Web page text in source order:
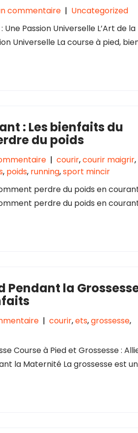
commentaire | Uncategorized
Une Passion Universelle L’Art de la
Universelle La course à pied,
: Les bienfaits du
du poids
| courir,courir maigrir,
, poids, running,sport mincir
perdre du poids en
perdre du poids en
Pendant la
| courir,ets,grossesse,
Course à Pied et Grossesse :
la Maternité La grossesse est